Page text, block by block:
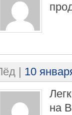
| 10
на